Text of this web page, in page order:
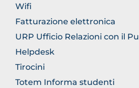
Wifi
Fatturazione elettronica
URP Ufficio Relazioni con il
Helpdesk
Tirocini
Totem Informa studenti